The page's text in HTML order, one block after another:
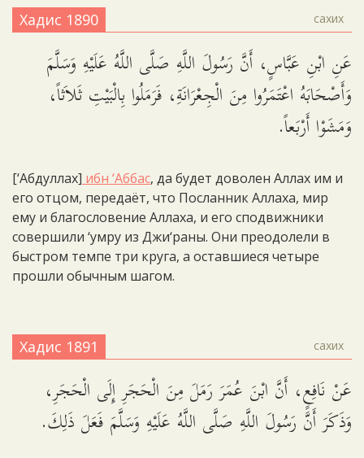
Хадис 1890 сахих
عَنِ ابْنِ عَبَّاسٍ، أَنَّ رَسُولَ اللَّهِ صَلَّى اللَّهُ عَلَيْهِ وَسَلَّمَ
وَأَصْحَابَهُ اعْتَمَرُوا مِنَ الْجِعْرَانَةِ، فَرَمَلُوا بِالْبَيْتِ ثَلاَثاً،
وَمَشَوْا أَرْبَعاً.
[‘Абдуллах] ибн ‘Аббас, да будет доволен Аллах им и
его отцом, передаёт, что Посланник Аллаха, мир
ему и благословение Аллаха, и его сподвижники
совершили ‘умру из Джи‘раны. Они преодолели в
быстром темпе три круга, а оставшиеся четыре
прошли обычным шагом.
Хадис 1891 сахих
عَنْ نَافِعٍ، أَنَّ ابْنَ عُمَرَ رَمَلَ مِنَ الْحَجَرِ إِلَى الْحَجَرِ،
وَذَكَرَ أَنَّ رَسُولَ اللَّهِ صَلَّى اللَّهُ عَلَيْهِ وَسَلَّمَ فَعَلَ ذَلِكَ.